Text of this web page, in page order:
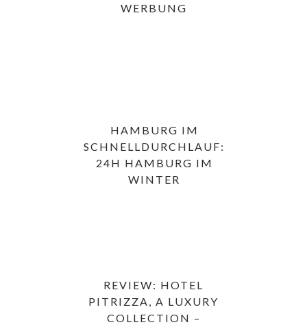
WERBUNG
HAMBURG IM
SCHNELLDURCHLAUF:
24H HAMBURG IM
WINTER
REVIEW: HOTEL
PITRIZZA, A LUXURY
COLLECTION –